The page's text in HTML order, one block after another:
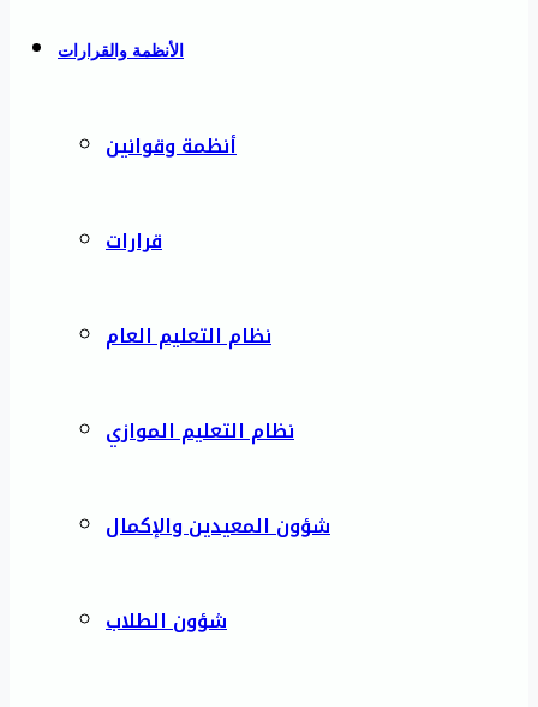
الأنظمة والقرارات
أنظمة وقوانين
قرارات
نظام التعليم العام
نظام التعليم الموازي
شؤون المعيدين والإكمال
شؤون الطلاب